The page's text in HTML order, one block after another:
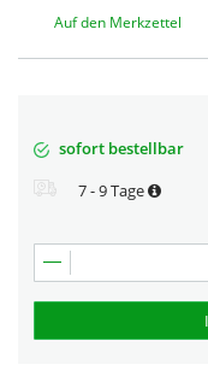
Auf den Merkzettel
sofort bestellbar
7 - 9 Tage